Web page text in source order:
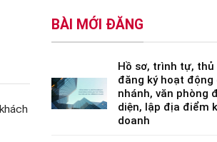
BÀI MỚI ĐĂNG
Hồ sơ, trình tự, thủ
đăng ký hoạt động
nhánh, văn phòng
diện, lập địa điểm
doanh